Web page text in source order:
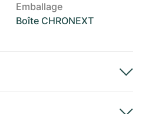
Emballage
Boîte CHRONEXT